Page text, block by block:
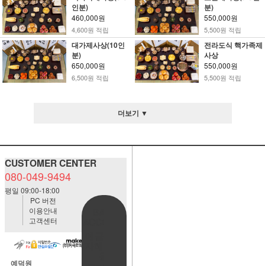
인분)
460,000원
4,600원 적립
분)
550,000원
5,500원 적립
대가제사상(10인
분)
650,000원
6,500원 적립
전라도식 핵가족제
사상
550,000원
5,500원 적립
더보기 ▼
CUSTOMER CENTER
080-049-9494
평일 09:00-18:00
PC 버전
이용안내
고객센터
예덕원